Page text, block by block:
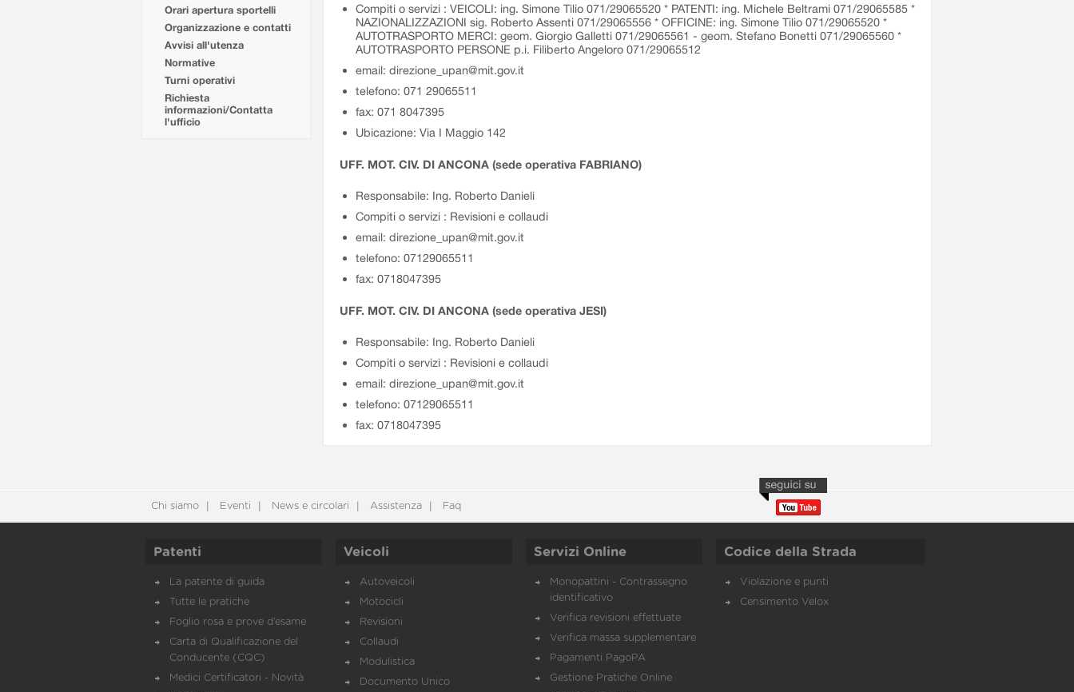
Orari apertura sportelli
Organizzazione e contatti
Avvisi all'utenza
Normative
Turni operativi
Richiesta
informazioni/Contatta
l'ufficio
Compiti o servizi : VEICOLI: ing. Simone Tilio 071/29065520 * PATENTI: ing. Michele Beltrami 071/29065585 *
NAZIONALIZZAZIONI sig. Roberto Assenti 071/29065556 * OFFICINE: ing. Simone Tilio 071/29065520 *
AUTOTRASPORTO MERCI: geom. Giorgio Galletti 071/29065561 - geom. Stefano Bonetti 071/29065560 *
AUTOTRASPORTO PERSONE p.i. Filiberto Angeloro 071/29065512
email: direzione_upan@mit.gov.it
telefono: 071 29065511
fax: 071 8047395
Ubicazione: Via I Maggio 142
UFF. MOT. CIV. DI ANCONA (sede operativa FABRIANO)
Responsabile: Ing. Roberto Danieli
Compiti o servizi : Revisioni e collaudi
email: direzione_upan@mit.gov.it
telefono: 07129065511
fax: 0718047395
UFF. MOT. CIV. DI ANCONA (sede operativa JESI)
Responsabile: Ing. Roberto Danieli
Compiti o servizi : Revisioni e collaudi
email: direzione_upan@mit.gov.it
telefono: 07129065511
fax: 0718047395
Chi siamo Eventi News e circolari Assistenza Faq
Patenti
La patente di guida
Tutte le pratiche
Foglio rosa e prove d’esame
Carta di Qualificazione del
Conducente (CQC)
Medici Certificatori - Novità
Veicoli
Autoveicoli
Motocicli
Revisioni
Collaudi
Modulistica
Documento Unico
Servizi Online
Monopattini - Contrassegno
identificativo
Verifica revisioni effettuate
Verifica massa supplementare
Pagamenti PagoPA
Gestione Pratiche Online
Codice della Strada
Violazione e punti
Censimento Velox